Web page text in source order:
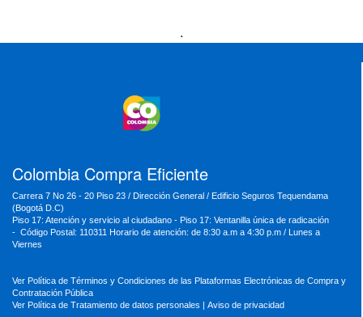
MinRelaciones
MinHacienda
.
Colombia Compra Eficiente
Carrera 7 No 26 - 20 Piso 23 / Dirección General / Edificio Seguros Tequendama
(Bogotá D.C)
Piso 17: Atención y servicio al ciudadano - Piso 17: Ventanilla única de radicación
- Código Postal: 110311 Horario de atención: de 8:30 a.m a 4:30 p.m / Lunes a
Viernes
Ver Política de Términos y Condiciones de las Plataformas Electrónicas de Compra y
Contratación Pública
Ver Política de Tratamiento de datos personales
Aviso de privacidad